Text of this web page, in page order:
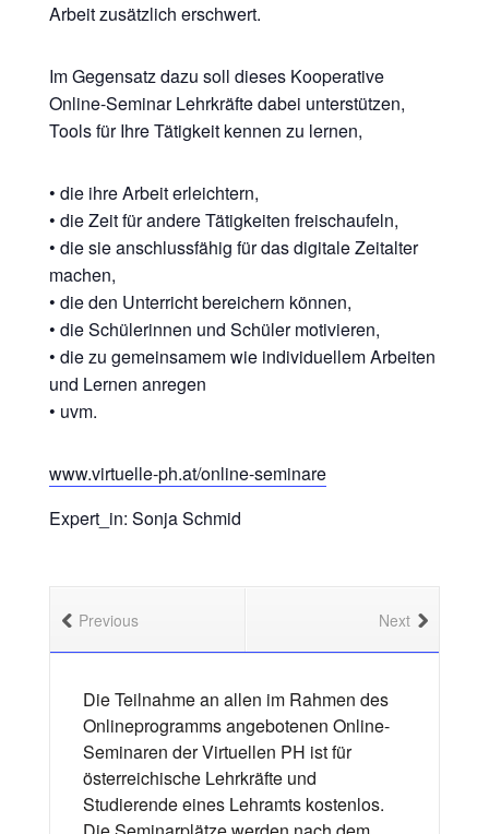
Arbeit zusätzlich erschwert.
Im Gegensatz dazu soll dieses Kooperative
Online-Seminar Lehrkräfte dabei unterstützen,
Tools für Ihre Tätigkeit kennen zu lernen,
• die ihre Arbeit erleichtern,
• die Zeit für andere Tätigkeiten freischaufeln,
• die sie anschlussfähig für das digitale Zeitalter
machen,
• die den Unterricht bereichern können,
• die Schülerinnen und Schüler motivieren,
• die zu gemeinsamem wie individuellem Arbeiten
und Lernen anregen
• uvm.
www.virtuelle-ph.at/online-seminare
Expert_in: Sonja Schmid
Next
Previous
Die Teilnahme an allen im Rahmen des
Onlineprogramms angebotenen Online-
Seminaren der Virtuellen PH ist für
österreichische Lehrkräfte und
Studierende eines Lehramts kostenlos.